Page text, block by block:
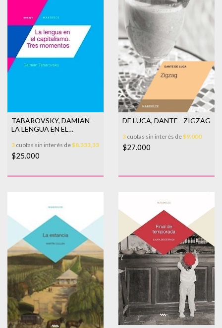
TABAROVSKY, DAMIAN -
LA LENGUA EN EL
MOMENTOS
3 cuotas sin interés de$8.333,33
$25.000
DE LUCA, DANTE - ZIGZAG
3 cuotas sin interés de$9.000
$27.000